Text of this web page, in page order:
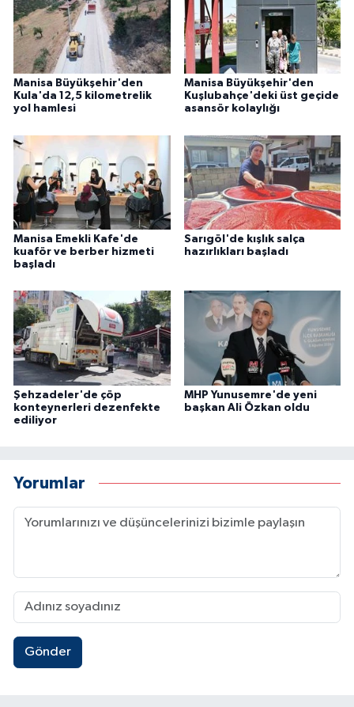
Manisa Büyükşehir'den
Kula'da 12,5 kilometrelik
yol hamlesi
Manisa Büyükşehir'den
Kuşlubahçe'deki üst geçide
asansör kolaylığı
Manisa Emekli Kafe'de
kuaför ve berber hizmeti
başladı
Sarıgöl'de kışlık salça
hazırlıkları başladı
Şehzadeler'de çöp
konteynerleri dezenfekte
ediliyor
MHP Yunusemre'de yeni
başkan Ali Özkan oldu
Yorumlar
Gönder